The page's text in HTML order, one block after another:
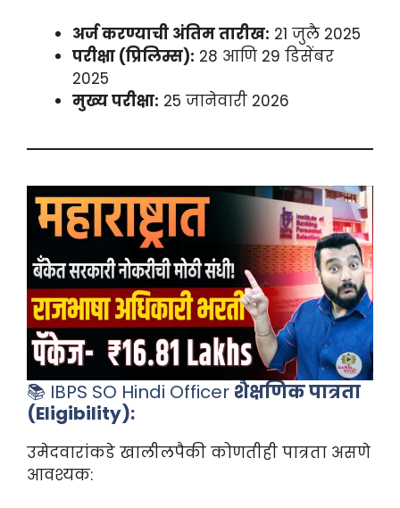
अर्ज करण्याची अंतिम तारीख: 21 जुलै 2025
परीक्षा (प्रिलिम्स): 28 आणि 29 डिसेंबर
2025
मुख्य परीक्षा: 25 जानेवारी 2026
📚 IBPS SO Hindi Officer शैक्षणिक पात्रता
(Eligibility):
उमेदवारांकडे खालीलपैकी कोणतीही पात्रता असणे
आवश्यक: